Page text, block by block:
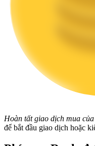
Launchpool
Đặt cọc linh hoạt để
Hoàn tất giao dịch mua
để bắt đầu giao dịch hoặc